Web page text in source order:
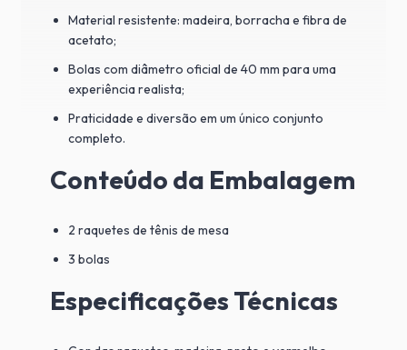
Material resistente: madeira, borracha e fibra de
acetato;
Bolas com diâmetro oficial de 40 mm para uma
experiência realista;
Praticidade e diversão em um único conjunto
completo.
Conteúdo da Embalagem
2 raquetes de tênis de mesa
3 bolas
Especificações Técnicas